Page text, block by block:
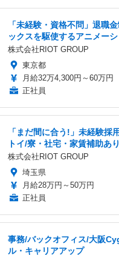
「未経験・資格不問」退職
ックスを駆使するアニメー
株式会社RIOT GROUP
東京都
月給32万4,300円～60万円
正社員
「まだ間に合う!」未経験採
トイ/寮・社宅・家賃補助あり
株式会社RIOT GROUP
埼玉県
月給28万円～50万円
正社員
事務/バックオフィス/大阪
ル・キャリアアップ